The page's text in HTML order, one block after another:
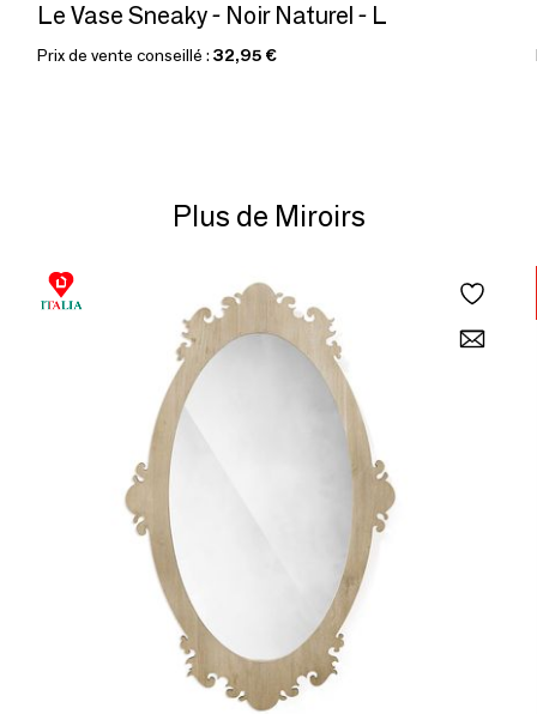
Le Vase Sneaky - Noir Naturel - L
Prix de vente conseillé : 32,95 €
Plus de Miroirs